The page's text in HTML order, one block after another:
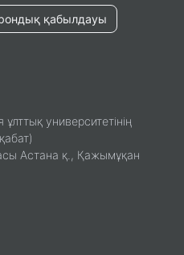
қабылдауы
университетінің
Астана қ., Қажымұқан